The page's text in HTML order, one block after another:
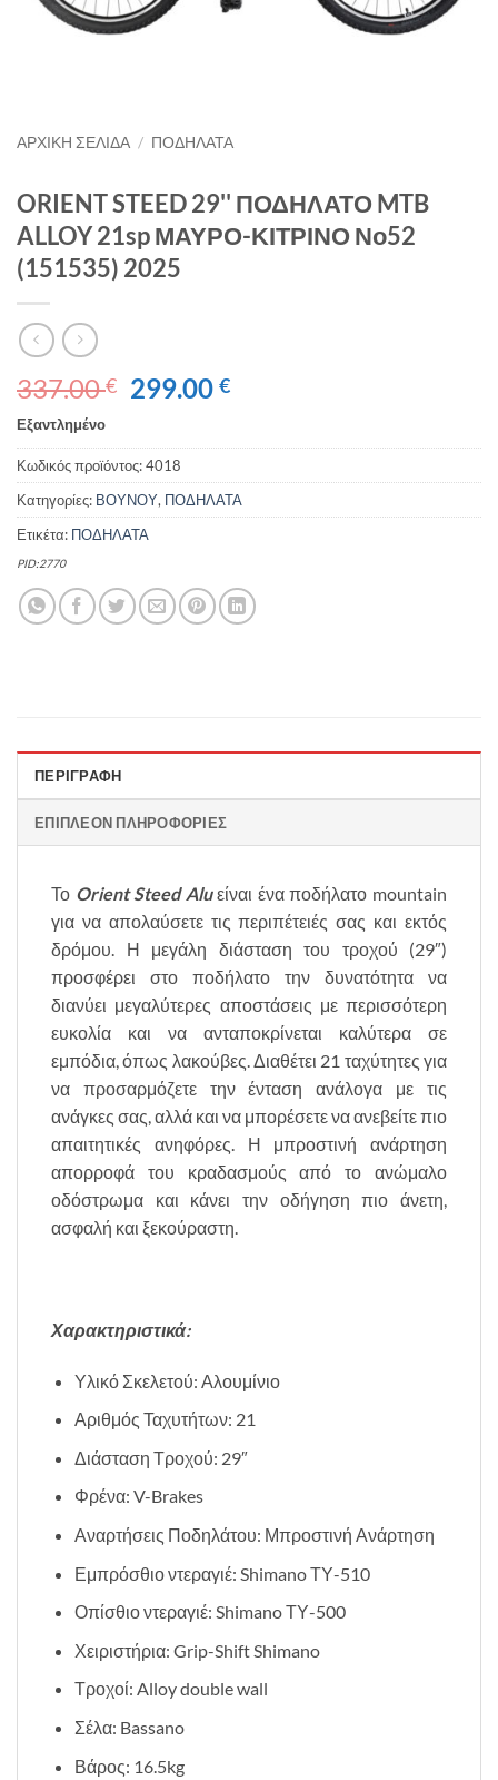
ΑΡΧΙΚΉ ΣΕΛΊΔΑ / ΠΟΔΗΛΑΤΑ
ORIENT STEED 29'' ΠΟΔΗΛΑΤΟ MTB
ALLOY 21sp ΜΑΥΡΟ-ΚΙΤΡΙΝΟ Νο52
(151535) 2025
337.00€ Original
was:
337.00 €.
299.00€Η
τιμή
299.00 €.
Εξαντλημένο
Κωδικός προϊόντος:4018
Κατηγορίες: ΒΟΥΝΟΥ, ΠΟΔΗΛΑΤΑ
Ετικέτα: ΠΟΔΗΛΑΤΑ
PID:2770
ΠΕΡΙΓΡΑΦΉ
ΕΠΙΠΛΈΟΝ ΠΛΗΡΟΦΟΡΊΕΣ
Το Orient Steed Aluείναι ένα ποδήλατο mountain
για να απολαύσετε τις περιπέτειές σας και εκτός
δρόμου. Η μεγάλη διάσταση του τροχού (29″)
προσφέρει στο ποδήλατο την δυνατότητα να
διανύει μεγαλύτερες αποστάσεις με περισσότερη
ευκολία και να ανταποκρίνεται καλύτερα σε
εμπόδια, όπως λακούβες. Διαθέτει 21 ταχύτητες για
να προσαρμόζετε την ένταση ανάλογα με τις
ανάγκες σας, αλλά και να μπορέσετε να ανεβείτε πιο
απαιτητικές ανηφόρες. Η μπροστινή ανάρτηση
απορροφά του κραδασμούς από το ανώμαλο
οδόστρωμα και κάνει την οδήγηση πιο άνετη,
ασφαλή και ξεκούραστη.
Χαρακτηριστικά:
Υλικό Σκελετού: Αλουμίνιο
Αριθμός Ταχυτήτων: 21
Διάσταση Τροχού: 29″
Φρένα: V-Brakes
Αναρτήσεις Ποδηλάτου: Μπροστινή Ανάρτηση
Εμπρόσθιο ντεραγιέ: Shimano ΤΥ-510
Οπίσθιο ντεραγιέ: Shimano ΤΥ-500
Χειριστήρια: Grip-Shift Shimano
Τροχοί: Alloy double wall
Σέλα: Bassano
Βάρος: 16.5kg